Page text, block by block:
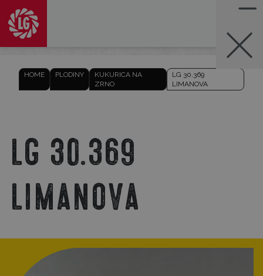
HOME PLODINY
KUKURICA NA
ZRNO
LG 30.369
LIMANOVA
LG 30.369
Limanova